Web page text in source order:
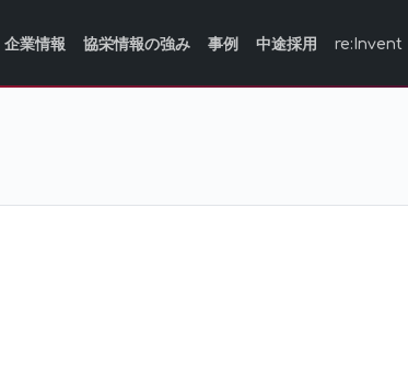
企業情報 協栄情報の強み 事例 中途採用 re:Invent